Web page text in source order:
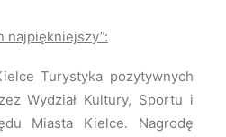
najpiękniejszy”:
Turystyka pozytywnych
Wydział Kultury, Sportu i
Miasta Kielce. Nagrodę